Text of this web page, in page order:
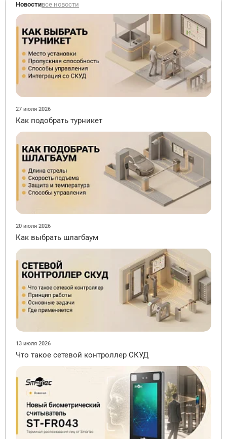
Новостивсе новости
27 июля 2026
Как подобрать турникет
20 июля 2026
Как выбрать шлагбаум
13 июля 2026
Что такое сетевой контроллер СКУД